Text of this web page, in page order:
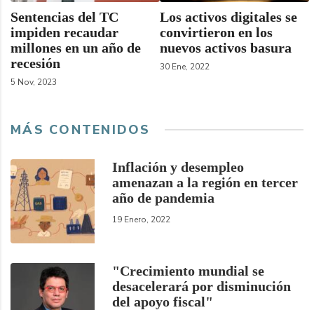
Sentencias del TC
impiden recaudar
millones en un año de
recesión
5 Nov, 2023
Los activos digitales se
convirtieron en los
nuevos activos basura
30 Ene, 2022
MÁS CONTENIDOS
Inflación y desempleo
amenazan a la región en tercer
año de pandemia
19 Enero, 2022
"Crecimiento mundial se
desacelerará por disminución
del apoyo fiscal"